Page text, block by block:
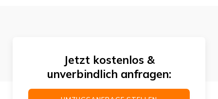
Jetzt kostenlos &
unverbindlich anfragen: